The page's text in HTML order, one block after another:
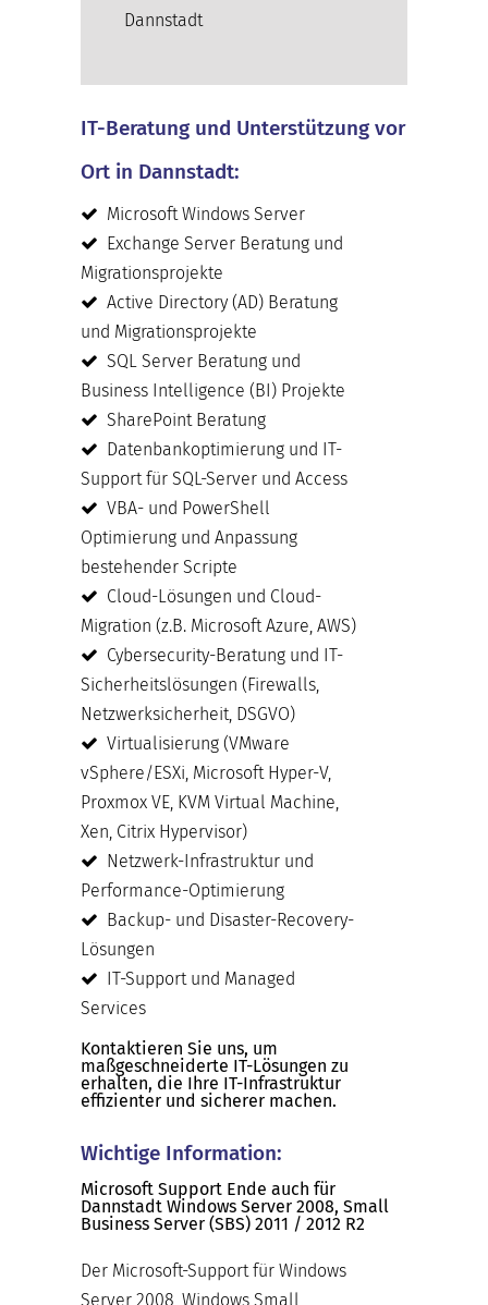
Dannstadt
IT-Beratung und Unterstützung vor
Ort in Dannstadt:
Microsoft Windows Server
Exchange Server Beratung und
Migrationsprojekte
Active Directory (AD) Beratung
und Migrationsprojekte
SQL Server Beratung und
Business Intelligence (BI) Projekte
SharePoint Beratung
Datenbankoptimierung und IT-
Support für SQL-Server und Access
VBA- und PowerShell
Optimierung und Anpassung
bestehender Scripte
Cloud-Lösungen und Cloud-
Migration (z.B. Microsoft Azure, AWS)
Cybersecurity-Beratung und IT-
Sicherheitslösungen (Firewalls,
Netzwerksicherheit, DSGVO)
Virtualisierung (VMware
vSphere/ESXi, Microsoft Hyper-V,
Proxmox VE, KVM Virtual Machine,
Xen, Citrix Hypervisor)
Netzwerk-Infrastruktur und
Performance-Optimierung
Backup- und Disaster-Recovery-
Lösungen
IT-Support und Managed
Services
Kontaktieren Sie uns, um
maßgeschneiderte IT-Lösungen zu
erhalten, die Ihre IT-Infrastruktur
effizienter und sicherer machen.
Wichtige Information:
Microsoft Support Ende auch für
Dannstadt Windows Server 2008, Small
Business Server (SBS) 2011 / 2012 R2
Der Microsoft-Support für Windows
Server 2008, Windows Small